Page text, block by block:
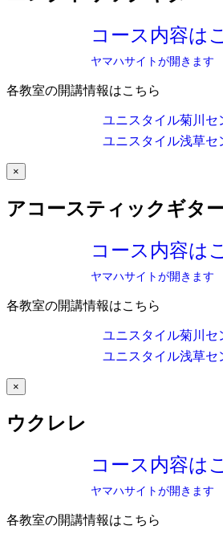
コース内容は
ヤマハサイトが開きます
各教室の開講情報はこちら
ユニスタイル菊川セ
ユニスタイル浅草セ
×
アコースティックギタ
コース内容は
ヤマハサイトが開きます
各教室の開講情報はこちら
ユニスタイル菊川セ
ユニスタイル浅草セ
×
ウクレレ
コース内容は
ヤマハサイトが開きます
各教室の開講情報はこちら